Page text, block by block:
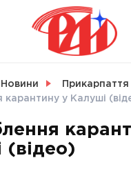
Новини Прикарпаття
карантину у Калуші
(відео)